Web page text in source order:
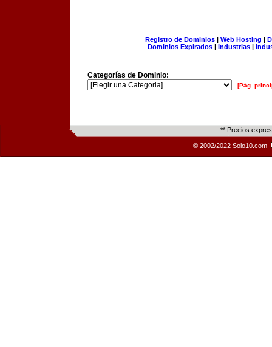
Registro de Dominios| Web Hosting |
Dominios Expirados | Industrias |
Categorías de Dominio:
[Pág.
** Precios
© 2002/2022 Solo10.com